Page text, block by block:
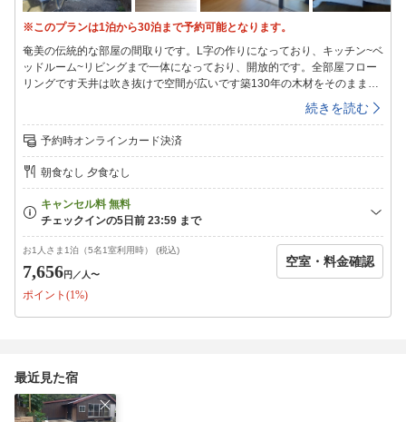
※このプランは1泊から30泊まで予約可能となります。
奄美の伝統的な部屋の間取りです。L字の作りになっており、キッチン~ベ
ッドルーム~リビングまで一体になっており、開放的です。全部屋フロー
リングです天井は吹き抜けで空間が広いです築130年の木材をそのまま柱
で利用しており、ノスタルジックで温かみがあります五右衛門風呂の体
験、入浴できます設備・アメニティエアコン,BBQ,掃除用具,洗剤,乾燥機,
洗濯物干し,ゴミ捨て場,ヘアドライヤー,キッチン,調理器具,電子レンジ,タ
オル、シーツ、石鹸、トイレットペーパー,駐車場込み,冷蔵庫,シャンプー,
ソープ,コンロ,食器,歯ブラシ,TV,洗濯機,WIFIネット接続,窓あり,机・ワーク
スペース宿泊料金には手配手数料16%を含んでおります。※手数料率を変
更する場合があります。
続きを読む
予約時オンラインカード決済
朝食なし 夕食なし
お1人さま1泊（5名1室利用時） (税込)
7,656円 ／人〜
ポイント(1%)
空室・料金確認
最近見た宿